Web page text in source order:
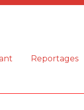
Reportages